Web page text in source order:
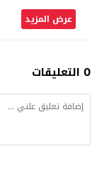
عرض المزيد
0 التعليقات